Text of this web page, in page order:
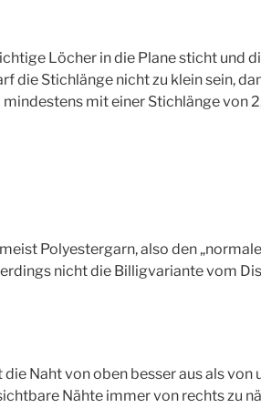
Löcher in die Pla­ne sticht und
die Stich­län­ge nicht zu klein sein,
min­des­tens mit einer Stich­län­ge von
Poly­es­ter­garn, also den
nicht die Bil­lig­va­ri­an­te vom
Naht von oben bes­ser aus als von
Näh­te immer von rechts zu